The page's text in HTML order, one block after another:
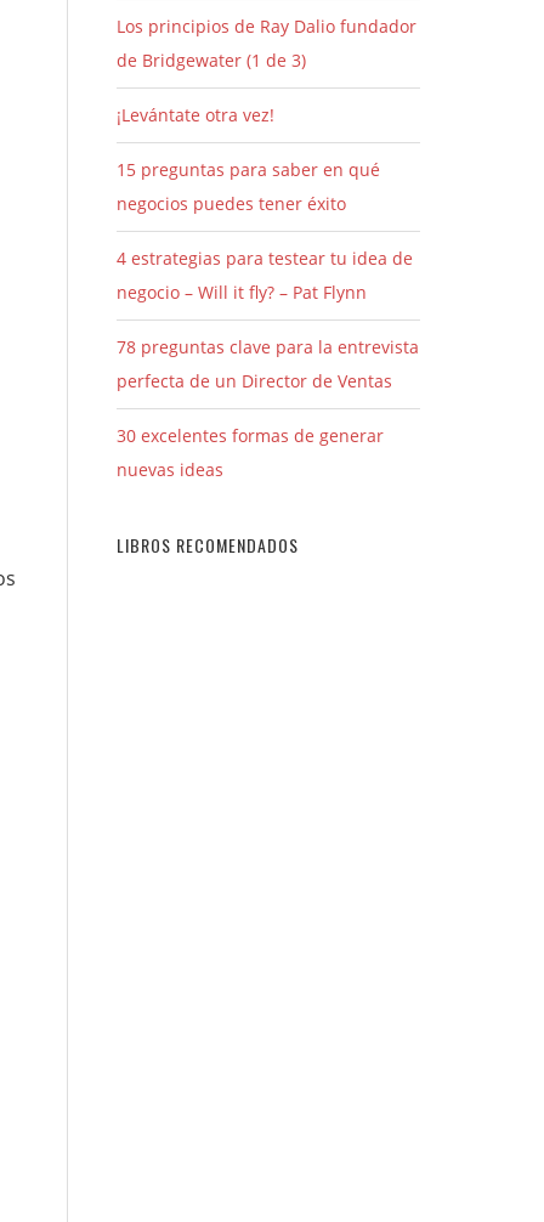
Los principios de Ray Dalio fundador
de Bridgewater (1 de 3)
¡Levántate otra vez!
15 preguntas para saber en qué
negocios puedes tener éxito
4 estrategias para testear tu idea de
negocio – Will it fly? – Pat Flynn
78 preguntas clave para la entrevista
perfecta de un Director de Ventas
30 excelentes formas de generar
nuevas ideas
LIBROS RECOMENDADOS